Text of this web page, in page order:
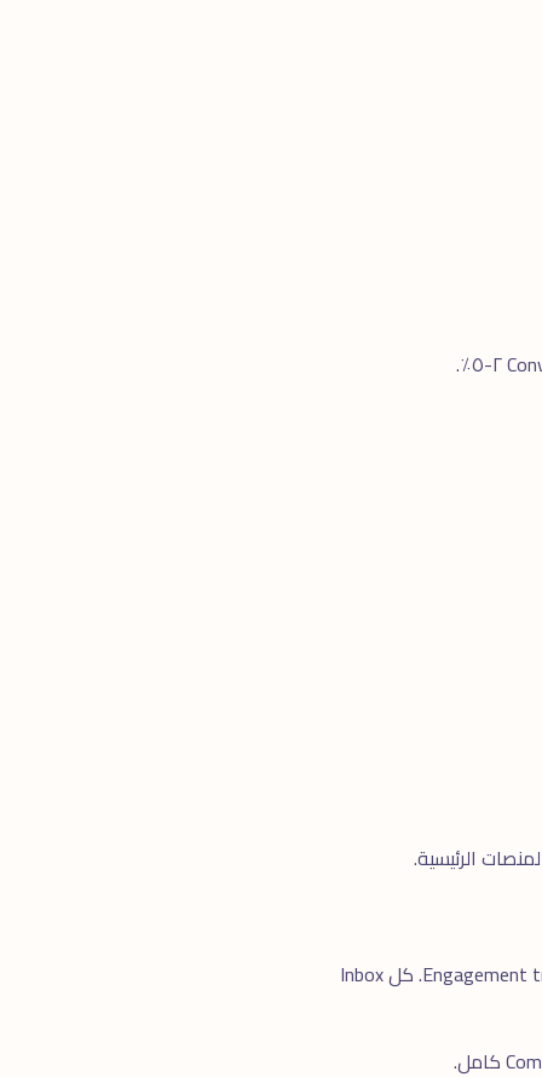
SPF, DKIM, DMARC records صحيحة، Domain warming، Content Quality، Segmentation دقيق، Engagement tracking. كل Inbox